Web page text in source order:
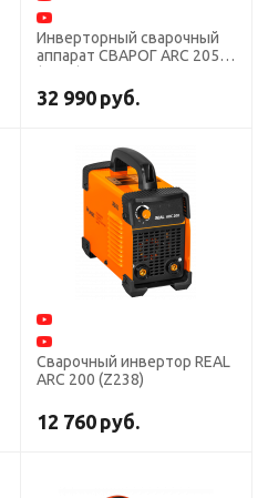
Инверторный сварочный
аппарат СВАРОГ ARC 205 B
32 990 руб.
Сварочный инвертор REAL
ARC 200 (Z238)
12 760 руб.